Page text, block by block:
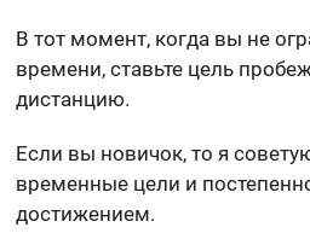
В тот момент, когда вы не
времени, ставьте цель
дистанцию.
Если вы новичок, то я
временные цели и
достижением.